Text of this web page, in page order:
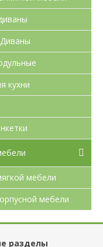
кухни
мебели
мебели
разделы